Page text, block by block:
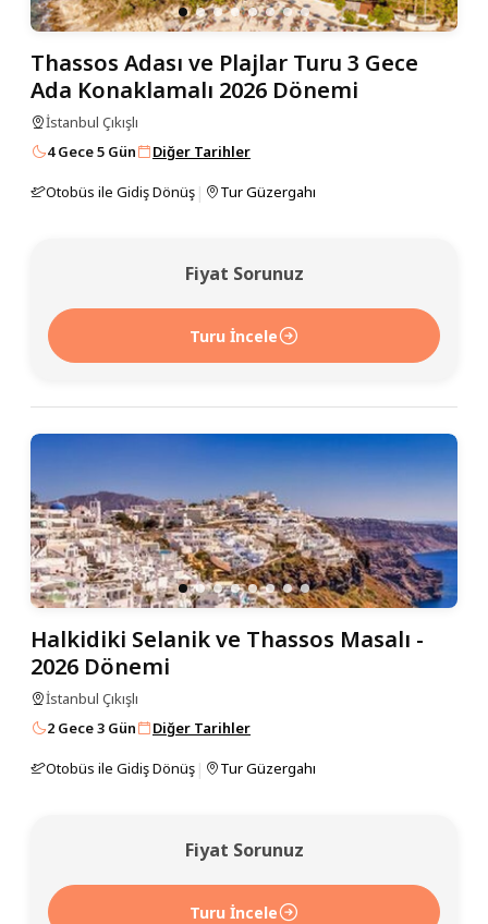
Thassos Adası ve Plajlar Turu 3 Gece
Ada Konaklamalı 2026 Dönemi
İstanbul Çıkışlı
4 Gece 5 Gün
Diğer Tarihler
Otobüs ile Gidiş Dönüş | Tur Güzergahı
Fiyat Sorunuz
Turu İncele
Halkidiki Selanik ve Thassos Masalı -
2026 Dönemi
İstanbul Çıkışlı
2 Gece 3 Gün
Diğer Tarihler
Otobüs ile Gidiş Dönüş | Tur Güzergahı
Fiyat Sorunuz
Turu İncele